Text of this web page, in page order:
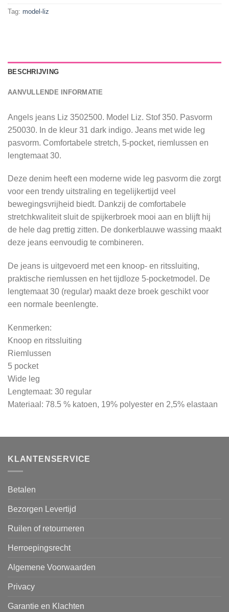
Tag: model-liz
BESCHRIJVING
AANVULLENDE INFORMATIE
Angels jeans Liz 3502500. Model Liz. Stof 350. Pasvorm
250030. In de kleur 31 dark indigo. Jeans met wide leg
pasvorm. Comfortabele stretch, 5-pocket, riemlussen en
lengtemaat 30.
Deze denim heeft een moderne wide leg pasvorm die zorgt
voor een trendy uitstraling en tegelijkertijd veel
bewegingsvrijheid biedt. Dankzij de comfortabele
stretchkwaliteit sluit de spijkerbroek mooi aan en blijft hij
de hele dag prettig zitten. De donkerblauwe wassing maakt
deze jeans eenvoudig te combineren.
De jeans is uitgevoerd met een knoop- en ritssluiting,
praktische riemlussen en het tijdloze 5-pocketmodel. De
lengtemaat 30 (regular) maakt deze broek geschikt voor
een normale beenlengte.
Kenmerken:
Knoop en ritssluiting
Riemlussen
5 pocket
Wide leg
Lengtemaat: 30 regular
Materiaal: 78.5 % katoen, 19% polyester en 2,5% elastaan
KLANTENSERVICE
Betalen
Bezorgen Levertijd
Ruilen of retourneren
Herroepingsrecht
Algemene Voorwaarden
Privacy
Garantie en Klachten